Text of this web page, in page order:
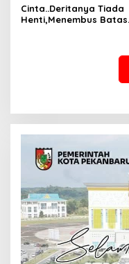
Cinta..Deritanya Tiada
Henti,Menembus Batas